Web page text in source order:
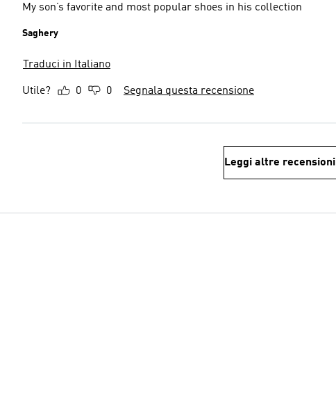
My son’s favorite and most popular shoes in his collection
Saghery
Traduci in Italiano
Utile? 0 0 Segnala questa recensione
Leggi altre recensioni